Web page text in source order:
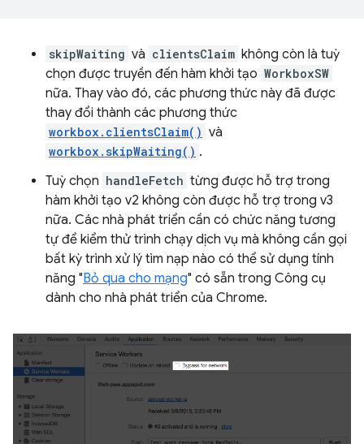
skipWaiting và clientsClaim không còn là tuỳ
chọn được truyền đến hàm khởi tạo WorkboxSW
nữa. Thay vào đó, các phương thức này đã được
thay đổi thành các phương thức
workbox.clientsClaim() và
workbox.skipWaiting() .
Tuỳ chọn handleFetch từng được hỗ trợ trong
hàm khởi tạo v2 không còn được hỗ trợ trong v3
nữa. Các nhà phát triển cần có chức năng tương
tự để kiểm thử trình chạy dịch vụ mà không cần gọi
bất kỳ trình xử lý tìm nạp nào có thể sử dụng tính
năng "Bỏ qua cho mạng" có sẵn trong Công cụ
dành cho nhà phát triển của Chrome.